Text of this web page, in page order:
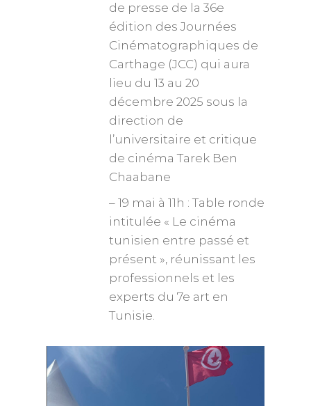
de presse de la 36e
édition des Journées
Cinématographiques de
Carthage (JCC) qui aura
lieu du 13 au 20
décembre 2025 sous la
direction de
l’universitaire et critique
de cinéma Tarek Ben
Chaabane
– 19 mai à 11h : Table ronde
intitulée « Le cinéma
tunisien entre passé et
présent », réunissant les
professionnels et les
experts du 7e art en
Tunisie.